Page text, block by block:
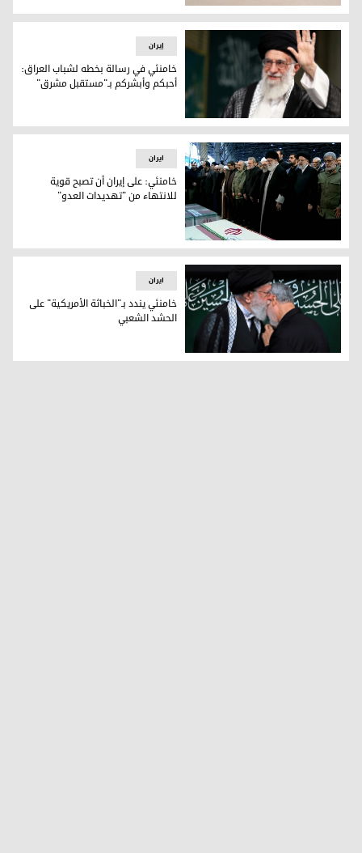
خامنئي لأردوغان: تنفيذ ضربة عسكرية بسوريا سيزعزع استقرار
المرشد الإيراني الأعلى علي خامنئي
إيران
خامنئي في رسالة بخطه لشباب العراق:
أحبكم وأبشركم بـ"مستقبل مشرق"
خامنئي: على إيران أن تصبح قوية للانتهاء من "تهديدات العدو"
ایران
خامنئي: على إيران أن تصبح قوية
للانتهاء من "تهديدات العدو"
خامنئي يندد بـ"الخباثة الأمريكية" على الحشد الشعبي
ایران
خامنئي يندد بـ"الخباثة الأمريكية" على
الحشد الشعبي